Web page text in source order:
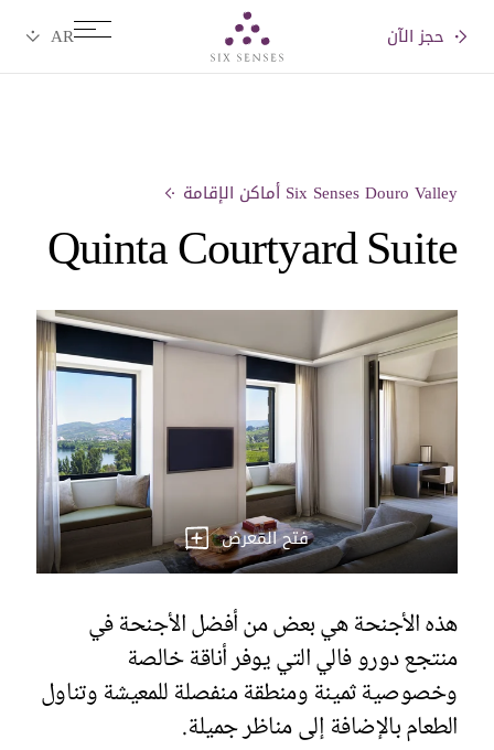
حجز الآن
Six Senses Douro Valley أماكن الإقامة
Quinta Courtyard Suite
فتح المعرض
هذه الأجنحة هي بعض من أفضل الأجنحة في
منتجع دورو فالي التي يوفر أناقة خالصة
وخصوصية ثمينة ومنطقة منفصلة للمعيشة وتناول
الطعام بالإضافة إلى مناظر جميلة.